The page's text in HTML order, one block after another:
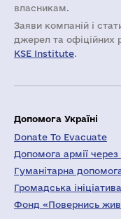
власникам.
Заяви компаній i
джерел та офіційних
KSE Institute.
Допомога Україні
Donate To Evacuate
Допомога армії
Гуманітарна
Громадська
Фонд «Повернись